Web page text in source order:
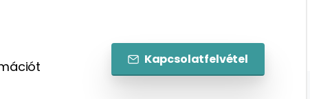
Kapcsolatfelvétel